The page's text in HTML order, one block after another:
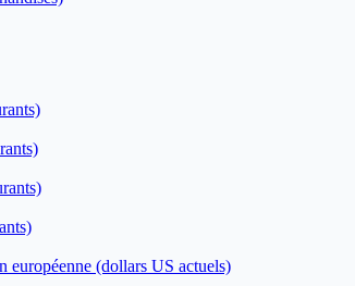
(dollars US actuels)